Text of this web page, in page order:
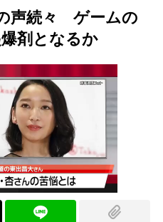
声続々 ゲームの
剤となるか